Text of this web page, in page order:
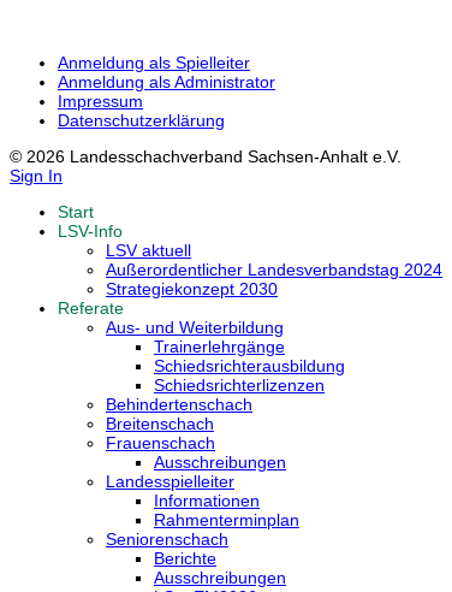
Anmeldung als Spielleiter
Anmeldung als Administrator
Impressum
Datenschutzerklärung
© 2026 Landesschachverband Sachsen-Anhalt e.V.
Sign In
Start
LSV-Info
LSV aktuell
Außerordentlicher Landesverbandstag 2024
Strategiekonzept 2030
Referate
Aus- und Weiterbildung
Trainerlehrgänge
Schiedsrichterausbildung
Schiedsrichterlizenzen
Behindertenschach
Breitenschach
Frauenschach
Ausschreibungen
Landesspielleiter
Informationen
Rahmenterminplan
Seniorenschach
Berichte
Ausschreibungen